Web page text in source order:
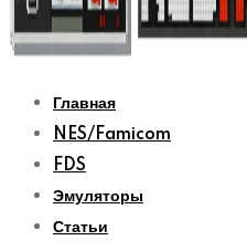
Главная
NES/Famicom
FDS
Эмуляторы
Статьи